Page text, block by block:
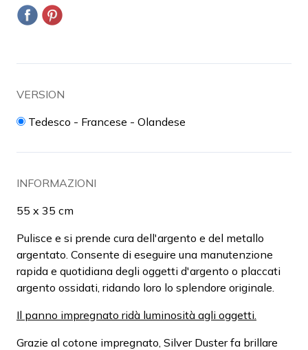
VERSION
Tedesco - Francese - Olandese
INFORMAZIONI
55 x 35 cm
Pulisce e si prende cura dell'argento e del metallo
argentato. Consente di eseguire una manutenzione
rapida e quotidiana degli oggetti d'argento o placcati
argento ossidati, ridando loro lo splendore originale.
Il panno impregnato ridà luminosità agli oggetti.
Grazie al cotone impregnato, Silver Duster fa brillare